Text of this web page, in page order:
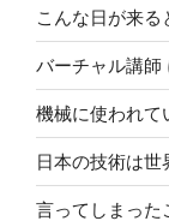
こんな日が来る
バーチャル講師
機械に使われて
日本の技術は世
言ってしまった